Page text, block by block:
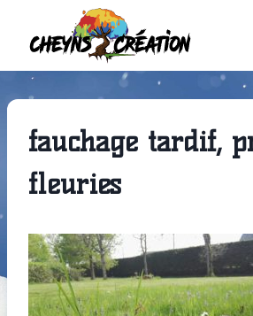
contenu
fauchage tardif,
fleuries